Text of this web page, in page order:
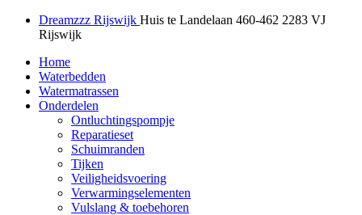
Dreamzzz Rijswijk Huis te Landelaan 460-462 2283 VJ
Rijswijk
Home
Waterbedden
Watermatrassen
Onderdelen
Ontluchtingspompje
Reparatieset
Schuimranden
Tijken
Veiligheidsvoering
Verwarmingselementen
Vulslang & toebehoren